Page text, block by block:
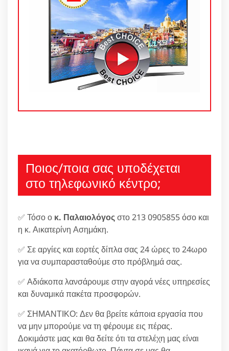
Ποιος/ποια σας υποδέχεται
στο τηλεφωνικό κέντρο;
✅ Τόσο ο κ. Παλαιολόγοςστο 213 0905855 όσο και
η κ. Αικατερίνη Ασημάκη.
✅ Σε αργίες και εορτές δίπλα σας 24 ώρες το 24ωρο
για να συμπαρασταθούμε στο πρόβλημά σας.
✅ Αδιάκοπα λανσάρουμε στην αγορά νέες υπηρεσίες
και δυναμικά πακέτα προσφορών.
✅ ΣΗΜΑΝΤΙΚΟ: Δεν θα βρείτε κάποια εργασία που
να μην μπορούμε να τη φέρουμε εις πέρας.
Δοκιμάστε μας και θα δείτε ότι τα στελέχη μας είναι